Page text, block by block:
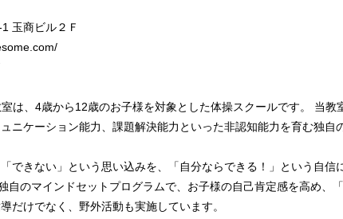
玉商ビル２Ｆ
は、4歳から12歳のお子様を対象とした体操スクールです。 当
ニケーション能力、課題解決能力といった非認知能力を育む独自
できない」という思い込みを、「自分ならできる！」という自
自のマインドセットプログラムで、お子様の自己肯定感を高め
だけでなく、野外活動も実施しています。